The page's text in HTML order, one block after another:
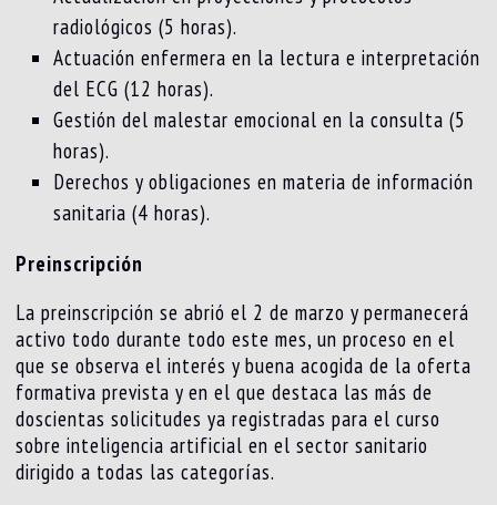
radiológicos (5 horas).
Actuación enfermera en la lectura e interpretación
del ECG (12 horas).
Gestión del malestar emocional en la consulta (5
horas).
Derechos y obligaciones en materia de información
sanitaria (4 horas).
Preinscripción
La preinscripción se abrió el 2 de marzo y permanecerá
activo todo durante todo este mes, un proceso en el
que se observa el interés y buena acogida de la oferta
formativa prevista y en el que destaca las más de
doscientas solicitudes ya registradas para el curso
sobre inteligencia artificial en el sector sanitario
dirigido a todas las categorías.